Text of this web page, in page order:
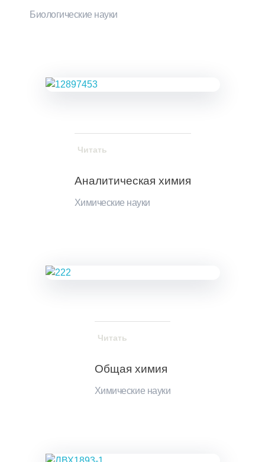
Биологические науки
Аналитическая химия
Химические науки
Читать
Общая химия
Химические науки
Читать